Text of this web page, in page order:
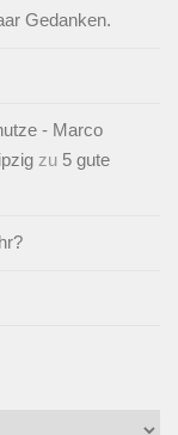
Gedanken.
- Marco
zu 5 gute